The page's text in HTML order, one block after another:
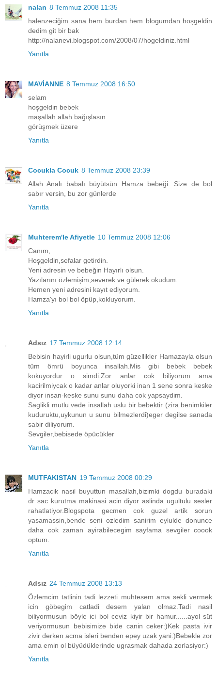
nalan 8 Temmuz 2008 11:35
halenzeciğim sana hem burdan hem blogumdan hoşgeldin
dedim git bir bak
http://nalanevi.blogspot.com/2008/07/hogeldiniz.html
Yanıtla
MAVİANNE 8 Temmuz 2008 16:50
selam
hoşgeldin bebek
maşallah allah bağışlasın
görüşmek üzere
Yanıtla
Cocukla Cocuk 8 Temmuz 2008 23:39
Allah Analı babalı büyütsün Hamza bebeği. Size de bol
sabır versin, bu zor günlerde
Yanıtla
Muhterem'le Afiyetle 10 Temmuz 2008 12:06
Canım,
Hoşgeldin,sefalar getirdin.
Yeni adresin ve bebeğin Hayırlı olsun.
Yazılarını özlemişim,severek ve gülerek okudum.
Hemen yeni adresini kayıt ediyorum.
Hamza'yı bol bol öpüp,kokluyorum.
Yanıtla
Adsız 17 Temmuz 2008 12:14
Bebisin hayirli ugurlu olsun,tüm güzellikler Hamazayla olsun
tüm ömrü boyunca insallah.Mis gibi bebek bebek
kokuyordur o simdi.Zor anlar cok biliyorum ama
kacirilmiycak o kadar anlar oluyorki inan 1 sene sonra keske
diyor insan-keske sunu sunu daha cok yapsaydim.
Saglikli mutlu vede insallah uslu bir bebektir (zira benimkiler
kuduruktu,uykunun u sunu bilmezlerdi)eger degilse sanada
sabir diliyorum.
Sevgiler,bebisede öpücükler
Yanıtla
MUTFAKISTAN 19 Temmuz 2008 00:29
Hamzacik nasil buyuttun masallah,bizimki dogdu buradaki
dr sac kurutma makinasi acin diyor aslinda ugultulu sesler
rahatlatiyor.Blogspota gecmen cok guzel artik sorun
yasamassin,bende seni ozledim sanirim eylulde donunce
daha cok zaman ayirabilecegim sayfama sevgiler coook
optum.
Yanıtla
Adsız 24 Temmuz 2008 13:13
Özlemcim tatlinin tadi lezzeti muhtesem ama sekli vermek
icin göbegim catladi desem yalan olmaz.Tadi nasil
biliyormusun böyle ici bol ceviz kiyir bir hamur......ayol süt
veriyormusun bebisimize bide canin ceker:)Kek pasta ivir
zivir derken acma isleri benden epey uzak yani:)Bebekle zor
ama emin ol büyüdüklerinde ugrasmak dahada zorlasiyor:)
Yanıtla